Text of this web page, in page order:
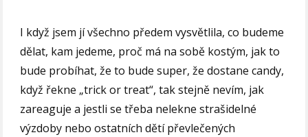
I když jsem jí všechno předem vysvětlila, co budeme
dělat, kam jedeme, proč má na sobě kostým, jak to
bude probíhat, že to bude super, že dostane candy,
když řekne „trick or treat“, tak stejně nevím, jak
zareaguje a jestli se třeba nelekne strašidelné
výzdoby nebo ostatních dětí převlečených